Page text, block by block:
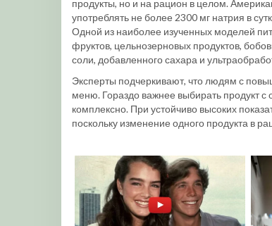
продукты, но и на рацион в целом.
употреблять не более 2300 мг натрия в
Одной из наиболее изученных моделей
фруктов, цельнозерновых продуктов,
соли, добавленного сахара и
Эксперты подчеркивают, что людям с
меню. Гораздо важнее выбирать продукт
комплексно. При устойчиво высоких
поскольку изменение одного продукта в